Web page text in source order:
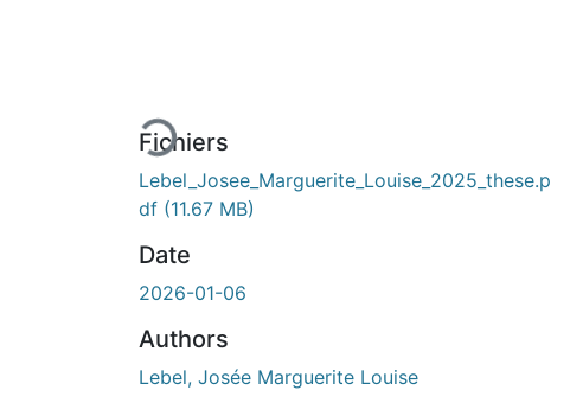
Fichiers
Lebel_Josee_Marguerite_Louise_2025_these.p
df (11.67 MB)
Date
2026-01-06
Authors
Lebel, Josée Marguerite Louise